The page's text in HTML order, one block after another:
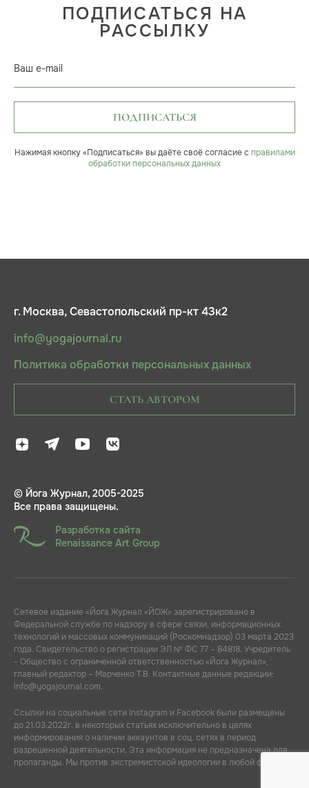
ПОДПИСАТЬСЯ НА
РАССЫЛКУ
Ваш e-mail
ПОДПИСАТЬСЯ
Нажимая кнопку «Подписаться» вы даёте своё согласие с правилами
обработки персональных данных
г. Москва, Севастопольский пр-кт 43к2
info@yogajournal.ru
Политика обработки персональных данных
СТАТЬ АВТОРОМ
© Йога Журнал, 2005-2025
Все права защищены.
Разработка сайта
Renaissance Art Group
Сетевое издание «Йога Журнал «ЙОЖ» зарегистрировано в
Федеральной службе по надзору в сфере связи, информационных
технологий и массовых коммуникаций (Роскомнадзор) 03 марта 2023
года. Свидетельство о регистрации ЭЛ № ФС 77 – 84818. Учредитель
- Общество с ограниченной ответственностью «Йога Журнал»,
главный редактор – Марченко Т.В. Контактные данные редакции:
info@yogajournal.com.
Ссылки на социальные сети Instagram и Facebook были размещены
до 21.03.2022г. в некоторых статьях исключительно в целях
информирования о наличии аккаунтов в соц. сетях в период
разрешенной деятельности. Эта информация не предназначена для
пропаганды. Мы против экстремистской идеологии в любой форме.